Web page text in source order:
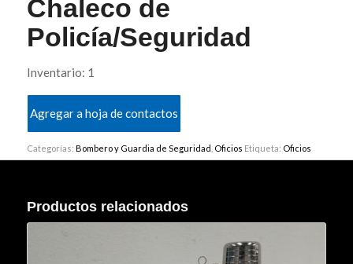
Chaleco de
Policía/Seguridad
Inventario: 1
Agregar a hoja de contactos
Categorías: Bombero y Guardia de Seguridad Oficios Etiqueta: Oficios
Productos relacionados